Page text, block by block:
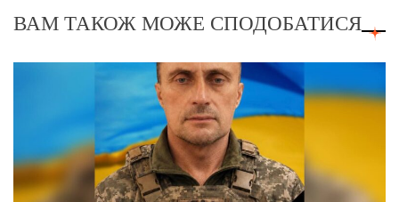
ВАМ ТАКОЖ МОЖЕ СПОДОБАТИСЯ